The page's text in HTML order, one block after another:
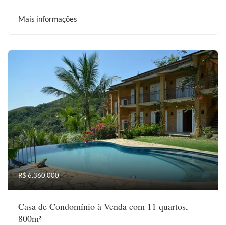
Mais informações
R$ 6.360.000
Casa de Condomínio à Venda com 11 quartos,
800m²